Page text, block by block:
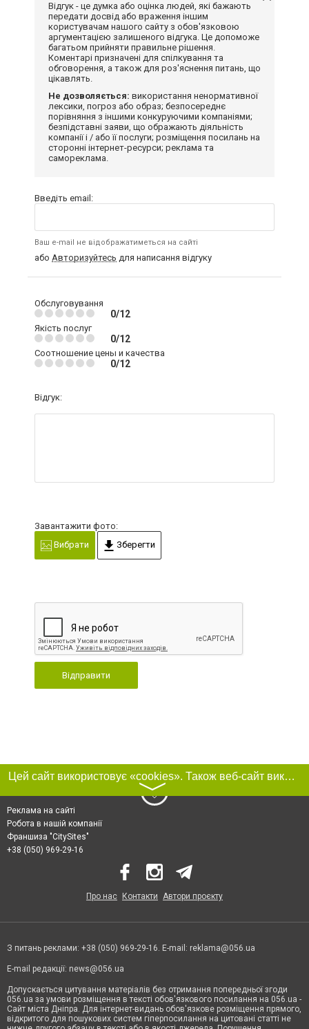
Відгук - це думка або оцінка людей, які бажають
передати досвід або враження іншим
користувачам нашого сайту з обов'язковою
аргументацією залишеного відгука. Це допоможе
багатьом прийняти правильне рішення.
Коментарі призначені для спілкування та
обговорення, а також для роз'яснення питань, що
цікавлять.
Не дозволяється: використання ненормативної
лексики, погроз або образ; безпосереднє
порівняння з іншими конкуруючими компаніями;
безпідставні заяви, що ображають діяльність
компанії і / або її послуги; розміщення посилань на
сторонні інтернет-ресурси; реклама та
самореклама.
Введіть email:
Ваш e-mail не відображатиметься на сайті
або Авторизуйтесь для написання відгуку
Обслуговування
0/12
Якість послуг
0/12
Соотношение цены и качества
0/12
Відгук:
Завантажити фото:
Вибрати
Зберегти
Відправити
Цей сайт використовує «cookies». Також веб-сайт використовує інтернет-сервіс для збору технічних даних стосовно відвідувачів з метою отримання маркетингової та статистичної інформації. Умови обробки даних відвідувачів сайту див.
〉
Реклама на сайті
Робота в нашій компанії
Франшиза "CitySites"
+38 (050) 969-29-16
Про нас Контакти Автори проєкту
З питань реклами: +38 (050) 969-29-16. E-mail: reklama@056.ua
E-mail редакції: news@056.ua
Допускається цитування матеріалів без отримання попередньої згоди
056.ua за умови розміщення в тексті обов'язкового посилання на 056.ua -
Сайт міста Дніпра. Для інтернет-видань обов'язкове розміщення прямого,
відкритого для пошукових систем гіперпосилання на цитовані статті не